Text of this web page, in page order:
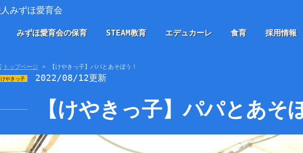
みずほ愛育会の保育 STEAM教育 エデュカーレ 食育 採用情報
トップページ 【けやきっ子】パパとあそぼう！
けやきっ子 2022/08/12更新
【けやきっ子】パパとあそ